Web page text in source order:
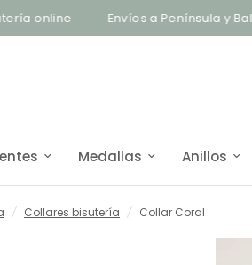
Envíos a Península y Baleares
Medallas Anillos
/ Collares bisutería / Collar Coral